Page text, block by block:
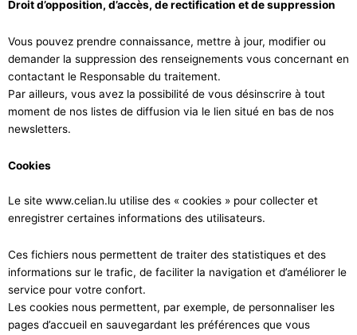
Droit d’opposition, d’accès, de rectification et de suppression
Vous pouvez prendre connaissance, mettre à jour, modifier ou
demander la suppression des renseignements vous concernant en
contactant le Responsable du traitement.
Par ailleurs, vous avez la possibilité de vous désinscrire à tout
moment de nos listes de diffusion via le lien situé en bas de nos
newsletters.
Cookies
Le site www.celian.lu utilise des « cookies » pour collecter et
enregistrer certaines informations des utilisateurs.
Ces fichiers nous permettent de traiter des statistiques et des
informations sur le trafic, de faciliter la navigation et d’améliorer le
service pour votre confort.
Les cookies nous permettent, par exemple, de personnaliser les
pages d’accueil en sauvegardant les préférences que vous